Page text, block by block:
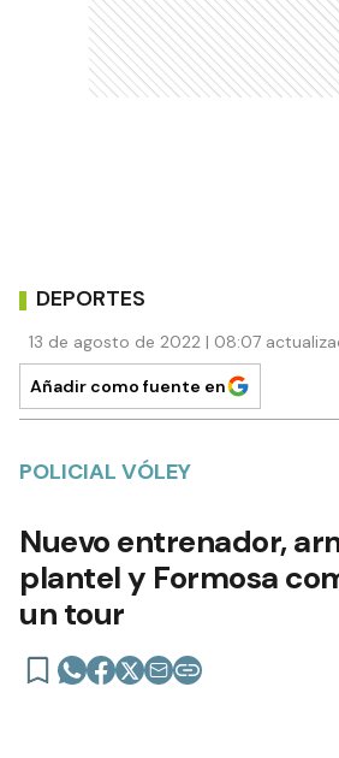
DEPORTES
13 de agosto de 2022 | 08:07
Añadir como fuente en
POLICIAL VÓLEY
Nuevo entrenador,
plantel y Formosa
un tour